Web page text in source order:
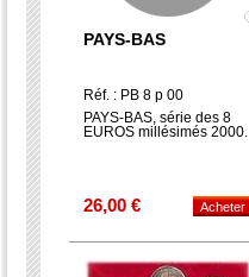
PAYS-BAS
Réf. : PB 8 p 00
PAYS-BAS, série des 8
EUROS millésimés 2000.
26,00 €